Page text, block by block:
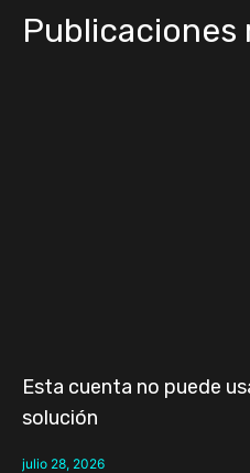
Publicaciones
Esta cuenta no puede
solución
julio 28, 2026